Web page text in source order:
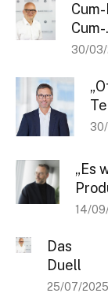
Einmal pro Woche
Artikel auf
Anmeldung reicht
[sibwp_form id=1]
30/
„Es
14/
Das
Duell
25/07/2025